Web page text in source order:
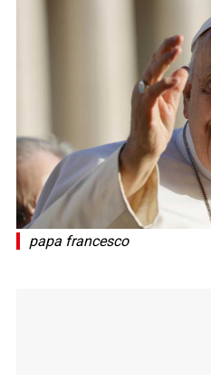
papa francesco